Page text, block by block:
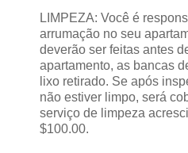
LIMPEZA: Você é
arrumação no seu
deverão ser feitas antes
apartamento, as bancas
lixo retirado. Se após
não estiver limpo, será
serviço de limpeza
$100.00.